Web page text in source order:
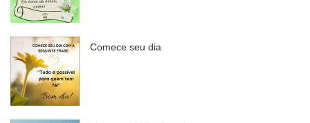
Comece seu dia